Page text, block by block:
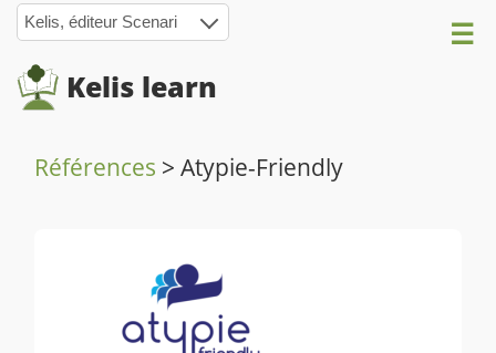
Kelis, éditeur Scenari
Kelis learn
Références >Atypie-Friendly